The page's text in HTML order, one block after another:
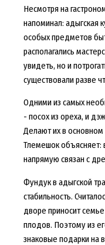
Несмотря на
напоминал: адыгская
особых предметов
располагались
увидеть, но и
существовали разве
Одними из самых
- посох из ореха, и
Делают их в
Тлемешок объясняет:
напрямую связан с
Фундук в адыгской
стабильность.
дворе приносит семье
плодов. Поэтому из
знаковые подарки на